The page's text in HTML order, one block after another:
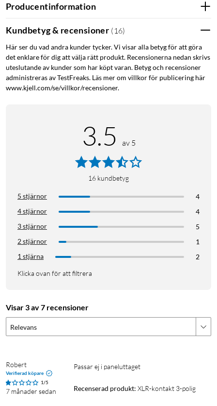
Producentinformation
Kundbetyg & recensioner ( 16)
Här ser du vad andra kunder tycker. Vi visar alla betyg för att göra
det enklare för dig att välja rätt produkt. Recensionerna nedan skrivs
uteslutande av kunder som har köpt varan. Betyg och recensioner
administreras av TestFreaks. Läs mer om villkor för publicering här
www.kjell.com/se/villkor/recensioner.
3.5 av 5
16 kundbetyg
5 stjärnor
4
4 stjärnor
4
3 stjärnor
5
2 stjärnor
1
1 stjärna
2
Klicka ovan för att filtrera
Visar 3 av 7 recensioner
Relevans
Robert
Verifierad köpare
1/5
7 månader sedan
Passar ej i paneluttaget
Recenserad produkt: XLR-kontakt 3-polig